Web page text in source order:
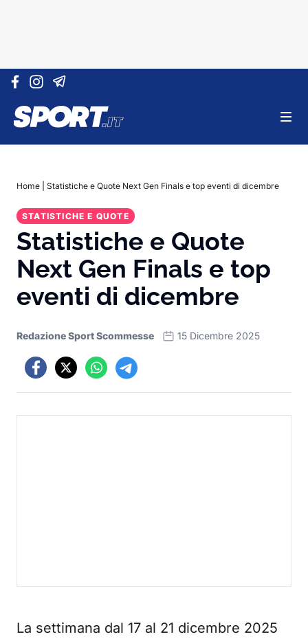
Vai al contenuto
Home Statistiche e Quote Next Gen Finals e top eventi di dicembre
STATISTICHE E QUOTE
Statistiche e Quote
Next Gen Finals e top
eventi di dicembre
Redazione Sport Scommesse 15 Dicembre 2025
La settimana dal 17 al 21 dicembre 2025